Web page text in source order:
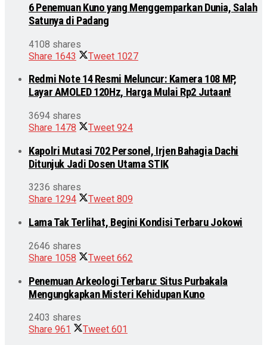
6 Penemuan Kuno yang Menggemparkan Dunia, Salah
Satunya di Padang
4108 shares
Share 1643 Tweet 1027
Redmi Note 14 Resmi Meluncur: Kamera 108 MP,
Layar AMOLED 120Hz, Harga Mulai Rp2 Jutaan!
3694 shares
Share 1478 Tweet 924
Kapolri Mutasi 702 Personel, Irjen Bahagia Dachi
Ditunjuk Jadi Dosen Utama STIK
3236 shares
Share 1294 Tweet 809
Lama Tak Terlihat, Begini Kondisi Terbaru Jokowi
2646 shares
Share 1058 Tweet 662
Penemuan Arkeologi Terbaru: Situs Purbakala
Mengungkapkan Misteri Kehidupan Kuno
2403 shares
Share 961 Tweet 601